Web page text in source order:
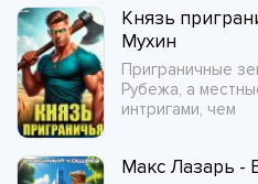
Князь
Мухин
Приграничные
Рубежа, а
интригами, чем
Макс Лазарь -